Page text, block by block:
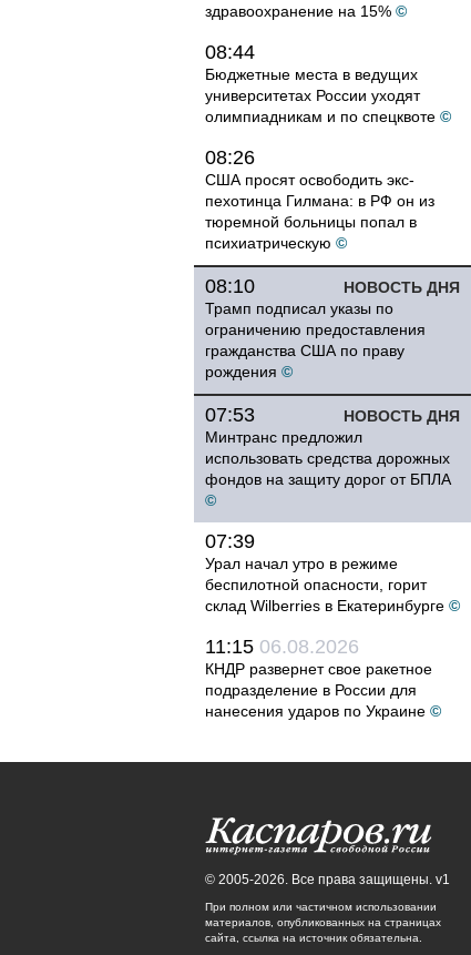
здравоохранение на 15% ©
08:44
Бюджетные места в ведущих
университетах России уходят
олимпиадникам и по спецквоте ©
08:26
США просят освободить экс-
пехотинца Гилмана: в РФ он из
тюремной больницы попал в
психиатрическую ©
НОВОСТЬ ДНЯ
08:10
Трамп подписал указы по
ограничению предоставления
гражданства США по праву
рождения ©
НОВОСТЬ ДНЯ
07:53
Минтранс предложил
использовать средства дорожных
фондов на защиту дорог от БПЛА
©
07:39
Урал начал утро в режиме
беспилотной опасности, горит
склад Wilberries в Екатеринбурге ©
11:15 06.08.2026
КНДР развернет свое ракетное
подразделение в России для
нанесения ударов по Украине ©
© 2005-2026. Все права защищены. v1
При полном или частичном использовании
материалов, опубликованных на страницах
сайта, ссылка на источник обязательна.